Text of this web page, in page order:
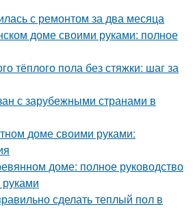
с ремонтом за два месяца
доме своими руками: полное
тёплого пола без стяжки: шаг за
с зарубежными странами в
доме своими руками:
доме: полное руководство
сделать теплый пол в